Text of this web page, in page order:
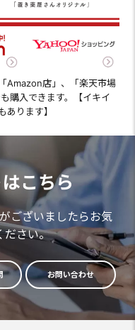
Amazon店」、「楽天市場
購入できます。【イキイ
あります】
こちら
ございましたらお気
ださい。
お問い合わせ